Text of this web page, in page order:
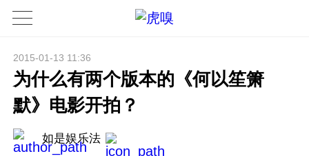
2015-01-13 11:36
为什么有两个版本的《何以笙箫
默》电影开拍？
如是娱乐法